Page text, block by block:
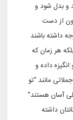
و بدل شود و
از دست
داشته باشند
هر زمان که
داده و
مانند “تو
آسان هستند”
داشته